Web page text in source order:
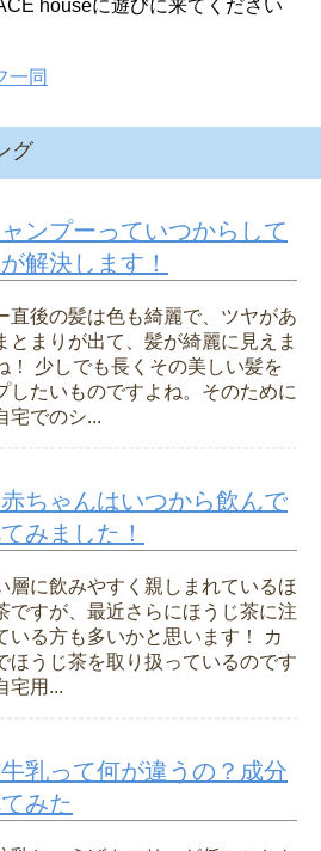
houseに遊びに来てください
一同
グ
ンプーっていつからして
解決します！
直後の髪は色も綺麗で、ツヤがあ
とまりが出て、髪が綺麗に見えま
！ 少しでも長くその美しい髪を
したいものですよね。そのために
宅でのシ...
ちゃんはいつから飲んで
みました！
層に飲みやすく親しまれているほ
ですが、最近さらにほうじ茶に注
いる方も多いかと思います！ カ
ほうじ茶を取り扱っているのです
宅用...
乳って何が違うの？成分
みた